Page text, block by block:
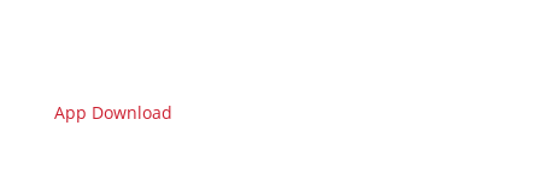
App Download